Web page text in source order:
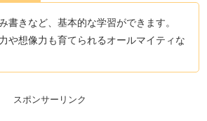
書きなど、基本的な学習ができます。
や想像力も育てられるオールマイティな
スポンサーリンク